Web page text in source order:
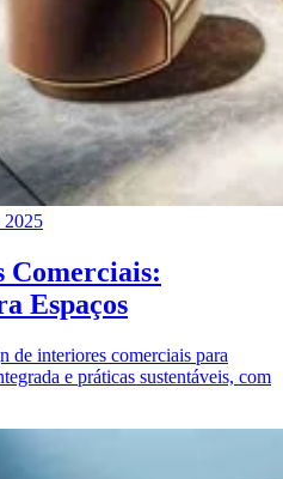
2025
Comerciais:
Espaços
de interiores comerciais para
e práticas sustentáveis, com